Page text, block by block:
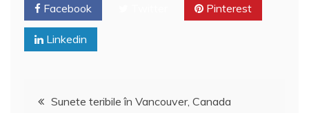
Facebook Pinterest
Linkedin
Navigare
Sunete teribile în Vancouver, Canada